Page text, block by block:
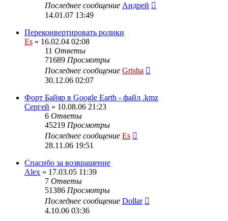
Последнее сообщение Андрей
14.01.07 13:49
Переконвертировать ролики
Es » 16.02.04 02:08
11 Ответы
71689 Просмотры
Последнее сообщение Grisha
30.12.06 02:07
Форт Байяр в Google Earth - файл .kmz
Сергей » 10.08.06 21:23
6 Ответы
45219 Просмотры
Последнее сообщение Es
28.11.06 19:51
Спасибо за возвращение
Alex » 17.03.05 11:39
7 Ответы
51386 Просмотры
Последнее сообщение Dollar
4.10.06 03:36